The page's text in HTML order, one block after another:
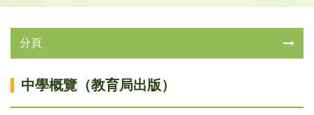
分頁
中學概覽（教育局出版）